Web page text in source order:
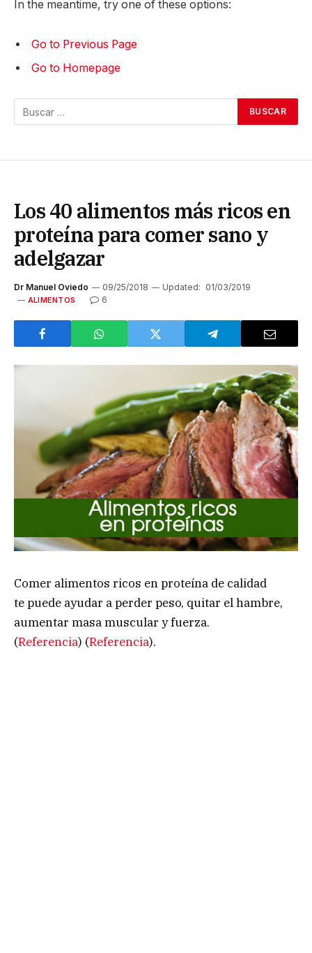
In the meantime, try one of these options:
Go to Previous Page
Go to Homepage
Buscar:
Los 40 alimentos más ricos en
proteína para comer sano y
adelgazar
Dr Manuel Oviedo 09/25/2018 Updated: 01/03/2019
ALIMENTOS 6
Comer alimentos ricos en proteína de calidad
te puede ayudar a perder peso, quitar el hambre,
aumentar masa muscular y fuerza.
(Referencia) (Referencia).